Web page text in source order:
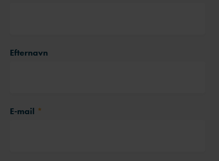
Efternavn
E-mail *